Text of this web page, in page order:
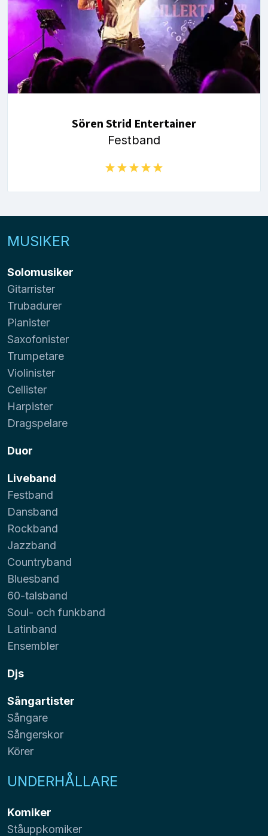
Sören Strid Entertainer
Festband
MUSIKER
Solomusiker
Gitarrister
Trubadurer
Pianister
Saxofonister
Trumpetare
Violinister
Cellister
Harpister
Dragspelare
Duor
Liveband
Festband
Dansband
Rockband
Jazzband
Countryband
Bluesband
60-talsband
Soul- och funkband
Latinband
Ensembler
Djs
Sångartister
Sångare
Sångerskor
Körer
UNDERHÅLLARE
Komiker
Ståuppkomiker